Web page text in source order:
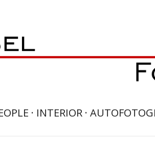
· INTERIOR ·